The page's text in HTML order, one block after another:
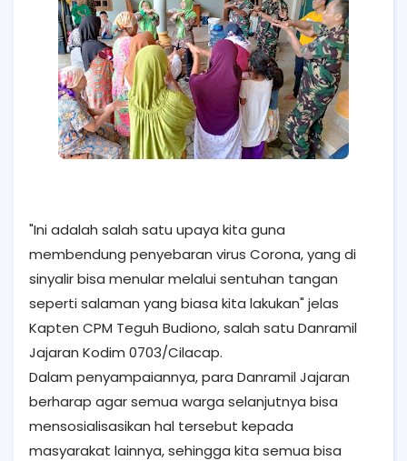
"Ini adalah salah satu upaya kita guna
membendung penyebaran virus Corona, yang di
sinyalir bisa menular melalui sentuhan tangan
seperti salaman yang biasa kita lakukan" jelas
Kapten CPM Teguh Budiono, salah satu Danramil
Jajaran Kodim 0703/Cilacap.
Dalam penyampaiannya, para Danramil Jajaran
berharap agar semua warga selanjutnya bisa
mensosialisasikan hal tersebut kepada
masyarakat lainnya, sehingga kita semua bisa